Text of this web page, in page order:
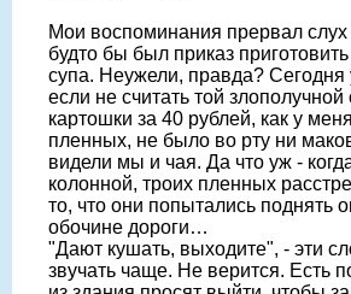
Мои воспоминания прервал слух
будто бы был приказ приготовить
супа. Неужели, правда? Сегодня
если не считать той
картошки за 40 рублей, как у
пленных, не было во рту ни
видели мы и чая. Да что уж -
колонной, троих пленных
то, что они попытались поднять
обочине дороги…
"Дают кушать, выходите", - эти
звучать чаще. Не верится. Есть